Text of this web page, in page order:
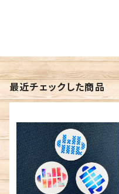
最近チェックした商品